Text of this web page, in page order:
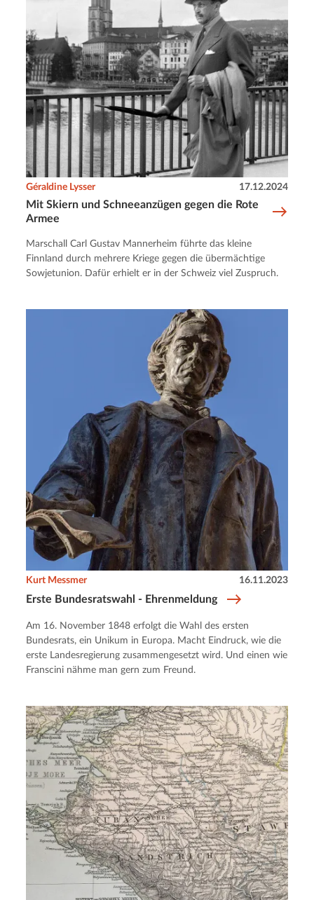
Mit Skiern und Schneeanzügen gegen die Rote
Armee
Géraldine Lysser 17.12.2024
Marschall Carl Gustav Mannerheim führte das kleine
Finnland durch mehrere Kriege gegen die übermächtige
Sowjetunion. Dafür erhielt er in der Schweiz viel Zuspruch.
Erste Bundesratswahl - Ehrenmeldung
Kurt Messmer 16.11.2023
Am 16. November 1848 erfolgt die Wahl des ersten
Bundesrats, ein Unikum in Europa. Macht Eindruck, wie die
erste Landesregierung zusammengesetzt wird. Und einen wie
Franscini nähme man gern zum Freund.